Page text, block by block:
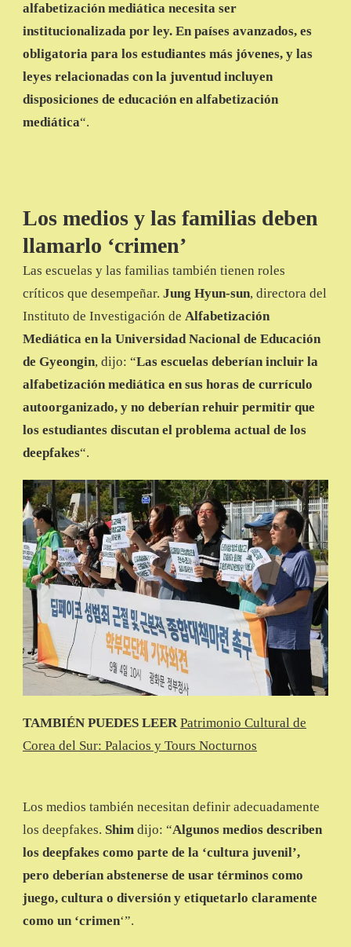
alfabetización mediática necesita ser
institucionalizada por ley. En países avanzados, es
obligatoria para los estudiantes más jóvenes, y las
leyes relacionadas con la juventud incluyen
disposiciones de educación en alfabetización
mediática“.
Los medios y las familias deben
llamarlo ‘crimen’
Las escuelas y las familias también tienen roles
críticos que desempeñar. Jung Hyun-sun, directora del
Instituto de Investigación de Alfabetización
Mediática en la Universidad Nacional de Educación
de Gyeongin, dijo: “Las escuelas deberían incluir la
alfabetización mediática en sus horas de currículo
autoorganizado, y no deberían rehuir permitir que
los estudiantes discutan el problema actual de los
deepfakes“.
TAMBIÉN PUEDES LEER Patrimonio Cultural de
Corea del Sur: Palacios y Tours Nocturnos
Los medios también necesitan definir adecuadamente
los deepfakes. Shim dijo: “Algunos medios describen
los deepfakes como parte de la ‘cultura juvenil’,
pero deberían abstenerse de usar términos como
juego, cultura o diversión y etiquetarlo claramente
como un ‘crimen‘”.